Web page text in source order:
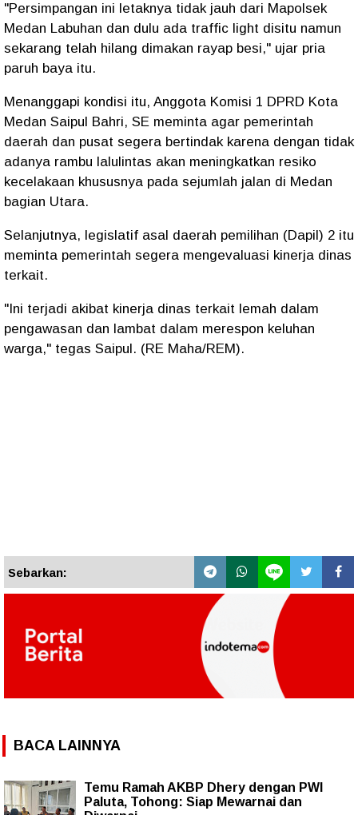
"Persimpangan ini letaknya tidak jauh dari Mapolsek
Medan Labuhan dan dulu ada traffic light disitu namun
sekarang telah hilang dimakan rayap besi," ujar pria
paruh baya itu.
Menanggapi kondisi itu, Anggota Komisi 1 DPRD Kota
Medan Saipul Bahri, SE meminta agar pemerintah
daerah dan pusat segera bertindak karena dengan tidak
adanya rambu lalulintas akan meningkatkan resiko
kecelakaan khususnya pada sejumlah jalan di Medan
bagian Utara.
Selanjutnya, legislatif asal daerah pemilihan (Dapil) 2 itu
meminta pemerintah segera mengevaluasi kinerja dinas
terkait.
"Ini terjadi akibat kinerja dinas terkait lemah dalam
pengawasan dan lambat dalam merespon keluhan
warga," tegas Saipul. (RE Maha/REM).
Sebarkan:
BACA LAINNYA
Temu Ramah AKBP Dhery dengan PWI
Paluta, Tohong: Siap Mewarnai dan